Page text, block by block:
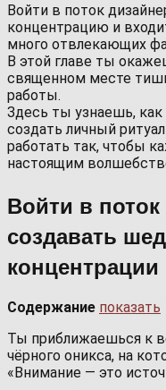
Войти в поток
концентрацию и
много отвлекающих
В этой главе ты
священном месте
работы.
Здесь ты узнаешь, как
создать личный
работать так, чтобы
настоящим
Войти в
создавать
концентрации
Содержание показать
Ты приближаешься к
чёрного оникса, на
«Внимание — это